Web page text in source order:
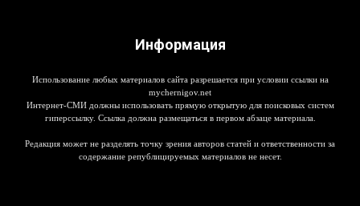
Информация
Использование любых материалов сайта разрешается при условии ссылки на
mychernigov.net
Интернет-СМИ должны использовать прямую открытую для поисковых систем
гиперссылку. Ссылка должна размещаться в первом абзаце материала.
Редакция может не разделять точку зрения авторов статей и ответственности за
содержание републицируемых материалов не несет.